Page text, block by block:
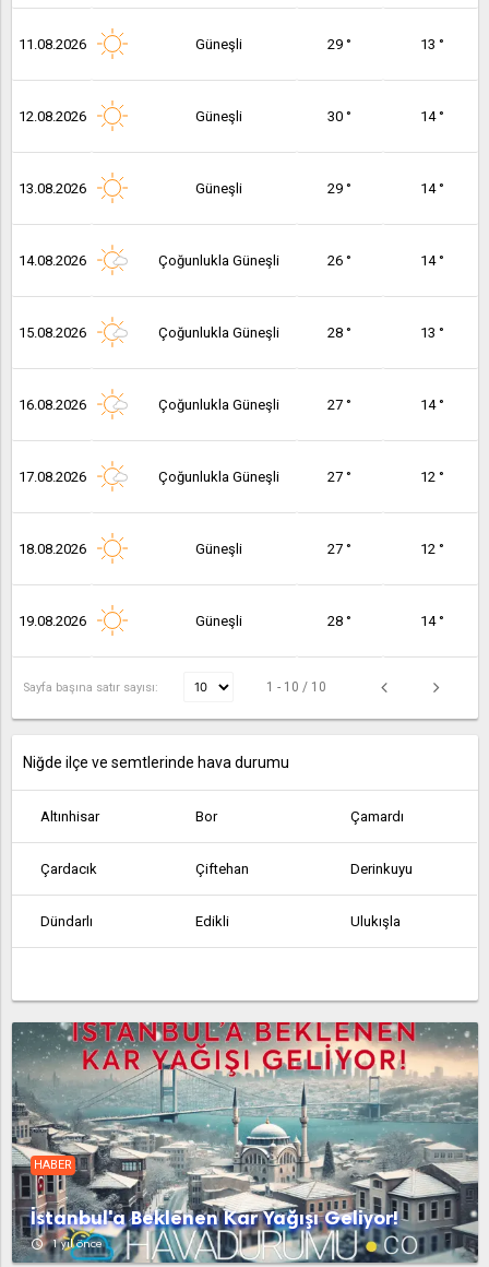
11.08.2026 Güneşli 29 ° 13 °
12.08.2026 Güneşli 30 ° 14 °
13.08.2026 Güneşli 29 ° 14 °
14.08.2026 Çoğunlukla Güneşli 26 ° 14 °
15.08.2026 Çoğunlukla Güneşli 28 ° 13 °
16.08.2026 Çoğunlukla Güneşli 27 ° 14 °
17.08.2026 Çoğunlukla Güneşli 27 ° 12 °
18.08.2026 Güneşli 27 ° 12 °
19.08.2026 Güneşli 28 ° 14 °
Sayfa başına satır sayısı: 1 - 10 / 10
Niğde ilçe ve semtlerinde hava durumu
Altınhisar Bor Çamardı
Çardacık Çiftehan Derinkuyu
Dündarlı Edikli Ulukışla
HABER
İstanbul'a Beklenen Kar Yağışı Geliyor!
access_time 1 yıl önce